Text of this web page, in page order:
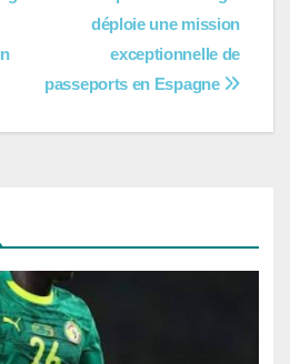
déploie une mission
exceptionnelle de
passeports en Espagne